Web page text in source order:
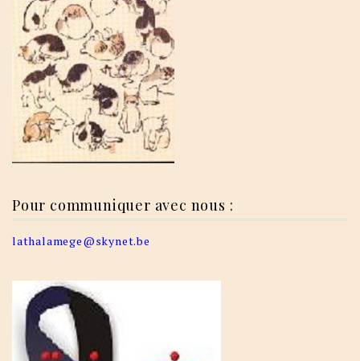
Pour communiquer avec nous :
lathalamege@skynet.be